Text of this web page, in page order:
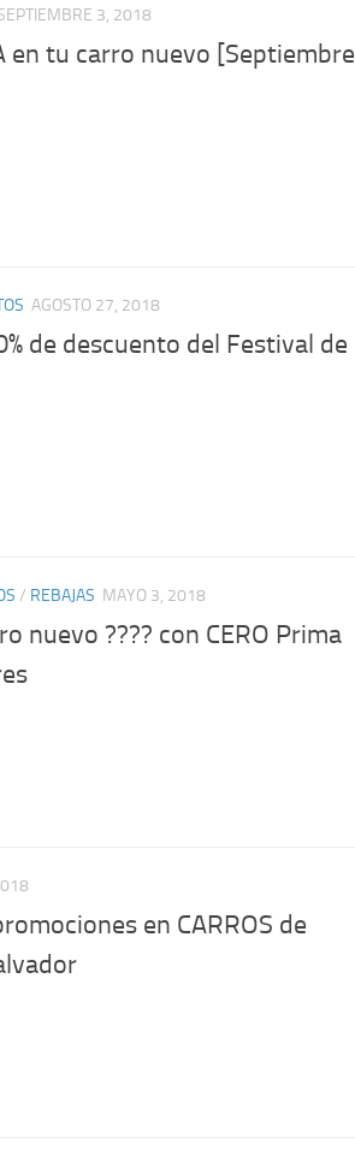
3, 2018
en tu carro nuevo [Septiembre
AGOSTO 27, 2018
de descuento del Festival de
/ REBAJAS MAYO 3, 2018
nuevo ???? con CERO Prima
en CARROS de